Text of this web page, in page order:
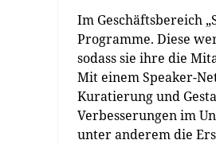
Im Geschäftsbereich
Programme. Diese
sodass sie ihre die
Mit einem Speaker-
Kuratierung und
Verbesserungen im
unter anderem die